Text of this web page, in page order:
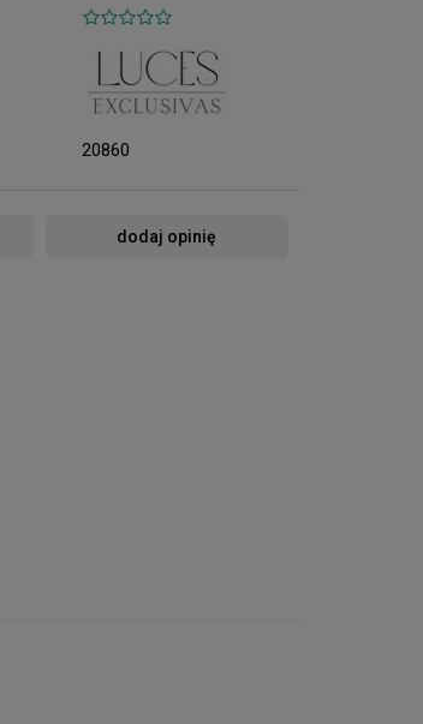
20860
dodaj opinię